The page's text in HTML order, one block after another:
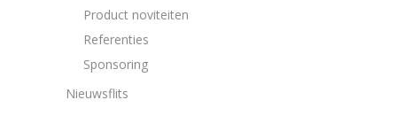
Product noviteiten
Referenties
Sponsoring
Nieuwsflits